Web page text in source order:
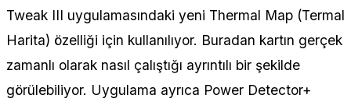
Tweak III uygulamasındaki yeni Thermal Map (Termal
Harita) özelliği için kullanılıyor. Buradan kartın gerçek
zamanlı olarak nasıl çalıştığı ayrıntılı bir şekilde
görülebiliyor. Uygulama ayrıca Power Detector+